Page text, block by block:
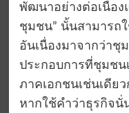
พัฒนาอย่างต่อเนื่อง
ชุมชน” นั้นสามารถ
อันเนื่องมาจากว่าชุ
ประกอบการที่ชุมชน
ภาคเอกชนเช่นเดีย
หากใช้คำว่าธุรกิจนั่